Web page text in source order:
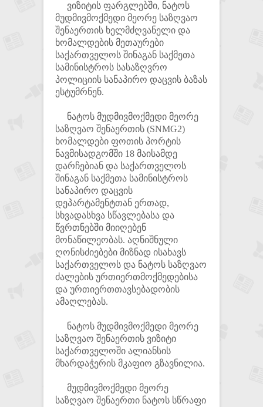
ვიზიტის ფარგლებში, ნატოს
მუდმივმოქმედი მეორე საზღვაო
შენაერთის ხელმძღვანელი და
ხომალდების მეთაურები
საქართველოს შინაგან საქმეთა
სამინისტროს სასაზღვრო
პოლიციის სანაპირო დაცვის ბაზას
ესტუმრნენ.
ნატოს მუდმივმოქმედი მეორე
საზღვაო შენაერთის (SNMG2)
ხომალდები ფოთის პორტის
ნავმისადგომში 18 მაისამდე
დარჩებიან და საქართველოს
შინაგან საქმეთა სამინისტროს
სანაპირო დაცვის
დეპარტამენტთან ერთად,
სხვადასხვა სწავლებასა და
წვრთნებში მიიღებენ
მონაწილეობას. აღნიშნული
ღონისძიებები მიზნად ისახავს
საქართველოს და ნატოს საზღვაო
ძალების ურთიერთმოქმედებისა
და ურთიერთთავსებადობის
ამაღლებას.
ნატოს მუდმივმოქმედი მეორე
საზღვაო შენაერთის ვიზიტი
საქართველოში ალიანსის
მხარდაჭერის მკაფიო გზავნილია.
მუდმივმოქმედი მეორე
საზღვაო შენაერთი ნატოს სწრაფი